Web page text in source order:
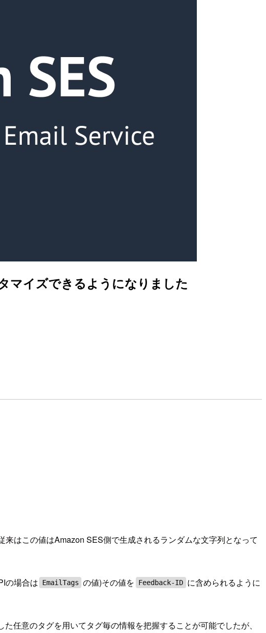
マイズできるようになりました
はこの値はAmazon SES側で生成されるランダムな文字列となって
の場合は EmailTags の値)その値を Feedback-ID に含められるように
た任意のタグを用いてタグ毎の情報を把握することが可能でしたが、